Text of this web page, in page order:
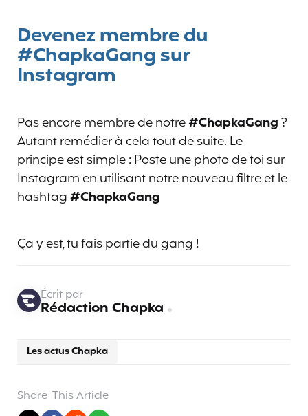
Devenez membre du
#ChapkaGang sur
Instagram
Pas encore membre de notre#ChapkaGang?
Autant remédier à cela tout de suite. Le
principe est simple : Poste une photo de toi sur
Instagram en utilisant notre nouveau filtre et le
hashtag#ChapkaGang
Ça y est, tu fais partie du gang !
Les actus Chapka
Écrit par
Rédaction Chapka
Share This Article